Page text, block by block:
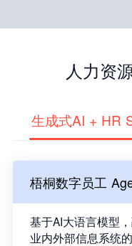
人力资
生成式AI + HR
梧桐数字员工
基于AI大语言模型
业内外部信息系统